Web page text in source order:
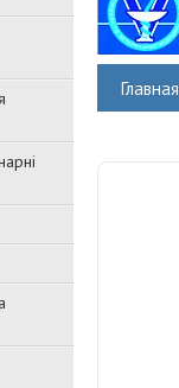
Главная